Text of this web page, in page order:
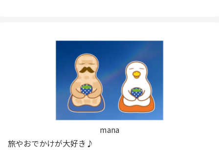
mana
旅やおでかけが大好き♪